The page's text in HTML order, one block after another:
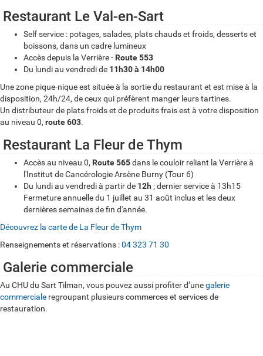
S
t
T
i
m
Restaurant Le Val-en-Sart
Self service : potages, salades, plats chauds et froids, desserts et
boissons, dans un cadre lumineux
Accès depuis la Verrière - Route 553
Du lundi au vendredi de 11h30 à 14h00
Une zone pique-nique est située à la sortie du restaurant et est mise à la
disposition, 24h/24, de ceux qui préfèrent manger leurs tartines.
Un distributeur de plats froids et de produits frais est à votre disposition
au niveau 0, route 603.
Restaurant La Fleur de Thym
Accès au niveau 0, Route 565dans le couloir reliant la Verrière à
l'Institut de Cancérologie Arsène Burny (Tour 6)
Du lundi au vendredi à partir de 12h ; dernier service à 13h15
Fermeture annuelle du 1 juillet au 31 août inclus et les deux
dernières semaines de fin d'année.
Découvrez la carte de La Fleur de Thym
Renseignements et réservations :04 323 71 30
Galerie commerciale
Au CHU du Sart Tilman, vous pouvez aussi profiter d’unegalerie
commerciale regroupant plusieurs commerces et services de
restauration.